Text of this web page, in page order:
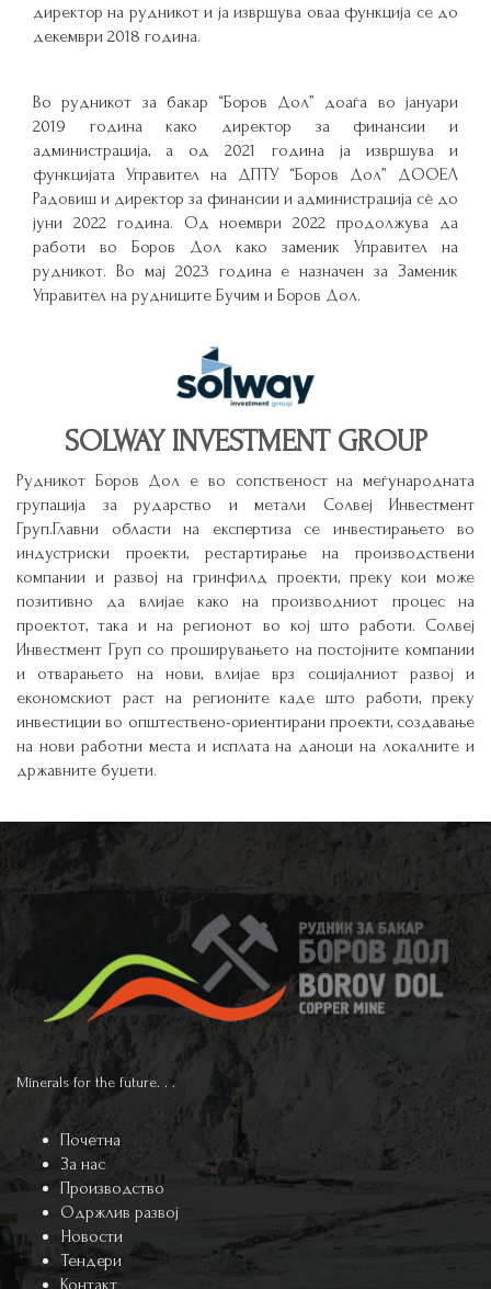
директор на рудникот и ја извршува оваа функција се до
декември 2018 година.
Во рудникот за бакар “Боров Дол” доаѓа во јануари
2019 година како директор за финансии и
администрација, a од 2021 година ја извршува и
функцијата Управител на ДПТУ “Боров Дол” ДООЕЛ
Радовиш и директор за финансии и администрација сѐ до
јуни 2022 година. Од ноември 2022 продолжува да
работи во Боров Дол како заменик Управител на
рудникот. Во мај 2023 година е назначен за Заменик
Управител на рудниците Бучим и Боров Дол.
SOLWAY INVESTMENT GROUP
Рудникот Боров Дол е во сопственост на меѓународната
групација за рударство и метали Солвеј Инвестмент
Груп.Главни области на експертиза се инвестирањето во
индустриски проекти, рестартирање на производствени
компании и развој на гринфилд проекти, преку кои може
позитивно да влијае како на производниот процес на
проектот, така и на регионот во кој што работи. Солвеј
Инвестмент Груп со проширувањето на постојните компании
и отварањето на нови, влијае врз социјалниот развој и
економскиот раст на регионите каде што работи, преку
инвестиции во општествено-ориентирани проекти, создавање
на нови работни места и исплата на даноци на локалните и
државните буџети.
Minerals for the future. . .
Почетна
За нас
Производство
Одржлив развој
Новости
Тендери
Контакт